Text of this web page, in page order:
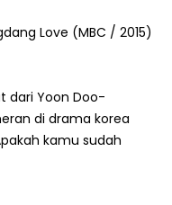
Love (MBC / 2015)
dari Yoon Doo-
di drama korea
kamu sudah